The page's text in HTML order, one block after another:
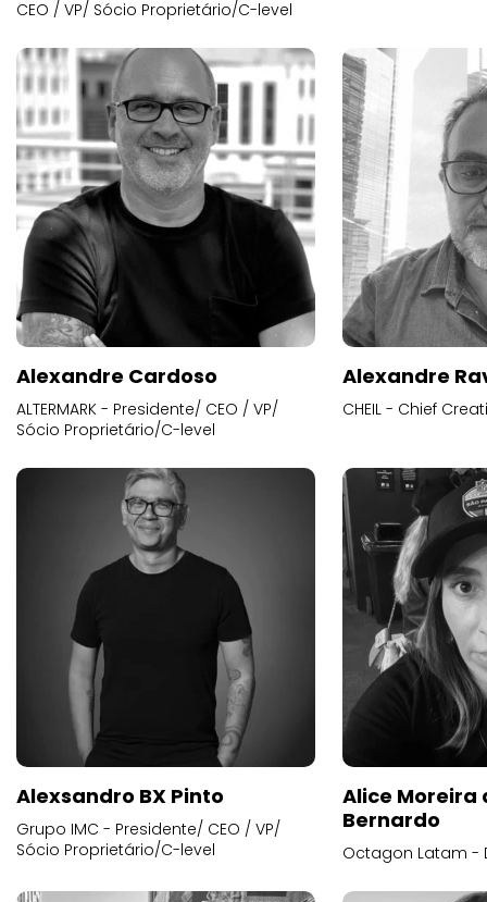
CEO / VP/ Sócio Proprietário/C-level
Alexandre Cardoso
ALTERMARK - Presidente/ CEO / VP/
Sócio Proprietário/C-level
Alexandre
CHEIL - Chief
Alexsandro BX Pinto
Grupo IMC - Presidente/ CEO / VP/
Sócio Proprietário/C-level
Alice
Bernardo
Octagon Latam -